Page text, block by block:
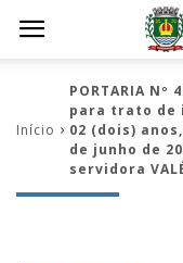
Início
PORTARIA Nº
para trato de
02 (dois)
de junho de
servidora